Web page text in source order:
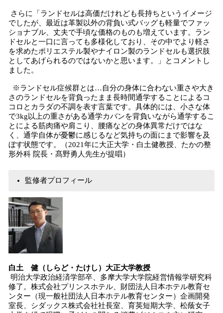
さらに「ランドセルは高価だけれども長持ちというイメージ
でしたが、最近は革製以外の背負い式バッグも軽量でファッ
ショナブル、丈夫で手頃な価格のものも増えています。ラン
ドセルと一口に言っても多様化しており、その中でより軽さ
を求めたポリエステル製やナイロン製のランドセルも選択肢
としてあげられるのではないかと思います。」とコメントし
ました。
※ランドセル症候群とは…自分の身体に合わない重さや大き
さのランドセルを背負ったまま長時間通学することによるコ
コロとカラダの不調を表す言葉です。具体的には、小さな体
で3kg以上の重さがある通学カバンを背負いながら通学するこ
とによる筋肉痛や肩こり、腰痛などの身体異常だけではな
く、通学自体が憂鬱に感じるなど気持ちの面にまで影響を及
ぼす状態です。（2021年に大正大学・白土健教授、たかの整
形外科 院長・髙野勇人先生が提唱）
監修者プロフィール
白土 健（しらど・たけし）大正大学教授
明治大学政治経済学部卒、多摩大学大学院経営情報学研究科
修了。株式会社プリンスホテル、財団法人日本ホテル教育セ
ンター（現一般社団法人日本ホテル教育センター）企画開発
室長、シダックス株式会社社長室、育英短期大学、松蔭女子